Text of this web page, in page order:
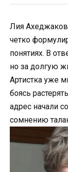
Лия
четко
понятиях. В
но за долгую
Артистка уже
боясь
адрес начали
сомнению